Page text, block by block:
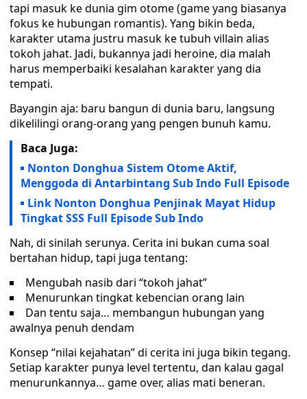
tapi masuk ke dunia gim otome (game yang biasanya
fokus ke hubungan romantis). Yang bikin beda,
karakter utama justru masuk ke tubuh villain alias
tokoh jahat. Jadi, bukannya jadi heroine, dia malah
harus memperbaiki kesalahan karakter yang dia
tempati.
Bayangin aja: baru bangun di dunia baru, langsung
dikelilingi orang-orang yang pengen bunuh kamu.
Baca Juga:
Nonton Donghua Sistem Otome Aktif,
Menggoda di Antarbintang Sub Indo Full Episode
Link Nonton Donghua Penjinak Mayat Hidup
Tingkat SSS Full Episode Sub Indo
Nah, di sinilah serunya. Cerita ini bukan cuma soal
bertahan hidup, tapi juga tentang:
Mengubah nasib dari “tokoh jahat”
Menurunkan tingkat kebencian orang lain
Dan tentu saja… membangun hubungan yang
awalnya penuh dendam
Konsep “nilai kejahatan” di cerita ini juga bikin tegang.
Setiap karakter punya level tertentu, dan kalau gagal
menurunkannya… game over, alias mati beneran.